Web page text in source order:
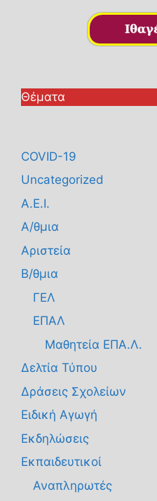
Θέματα
COVID-19
Uncategorized
Α.Ε.Ι.
Α/θμια
Αριστεία
Β/θμια
ΓΕΛ
ΕΠΑΛ
Μαθητεία ΕΠΑ.Λ.
Δελτία Τύπου
Δράσεις Σχολείων
Ειδική Αγωγή
Εκδηλώσεις
Εκπαιδευτικοί
Αναπληρωτές